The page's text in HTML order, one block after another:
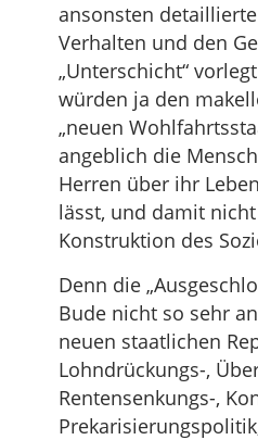
ansonsten
Verhalten und den
„Unterschicht“
würden ja den
„neuen
angeblich die
Herren über ihr
lässt, und damit
Konstruktion des
Denn die
Bude nicht so sehr
neuen staatlichen
Lohndrückungs-,
Rentensenkungs-,